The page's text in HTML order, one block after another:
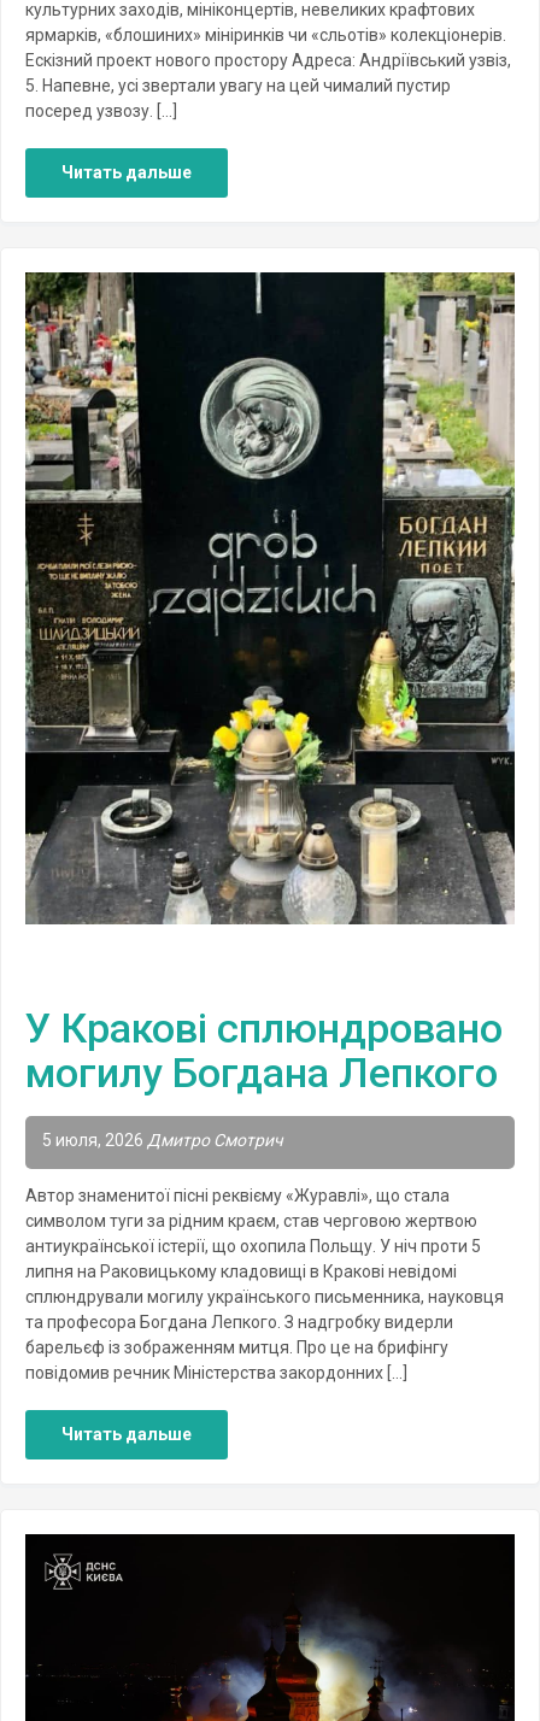
культурних заходів, мініконцертів, невеликих крафтових
ярмарків, «блошиних» мініринків чи «сльотів» колекціонерів.
Ескізний проект нового простору Адреса: Андріївський узвіз,
5. Напевне, усі звертали увагу на цей чималий пустир
посеред узвозу. […]
Читать дальше
У Кракові сплюндровано
могилу Богдана Лепкого
5 июля, 2026 Дмитро Смотрич
Автор знаменитої пісні реквієму «Журавлі», що стала
символом туги за рідним краєм, став черговою жертвою
антиукраїнської істерії, що охопила Польщу. У ніч проти 5
липня на Раковицькому кладовищі в Кракові невідомі
сплюндрували могилу українського письменника, науковця
та професора Богдана Лепкого. З надгробку видерли
барельєф із зображенням митця. Про це на брифінгу
повідомив речник Міністерства закордонних […]
Читать дальше